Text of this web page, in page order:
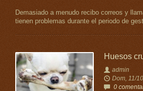
Demasiado a menudo recibo correos y
tienen problemas durante el periodo de
Huesos
admin
Dom, 11/
0